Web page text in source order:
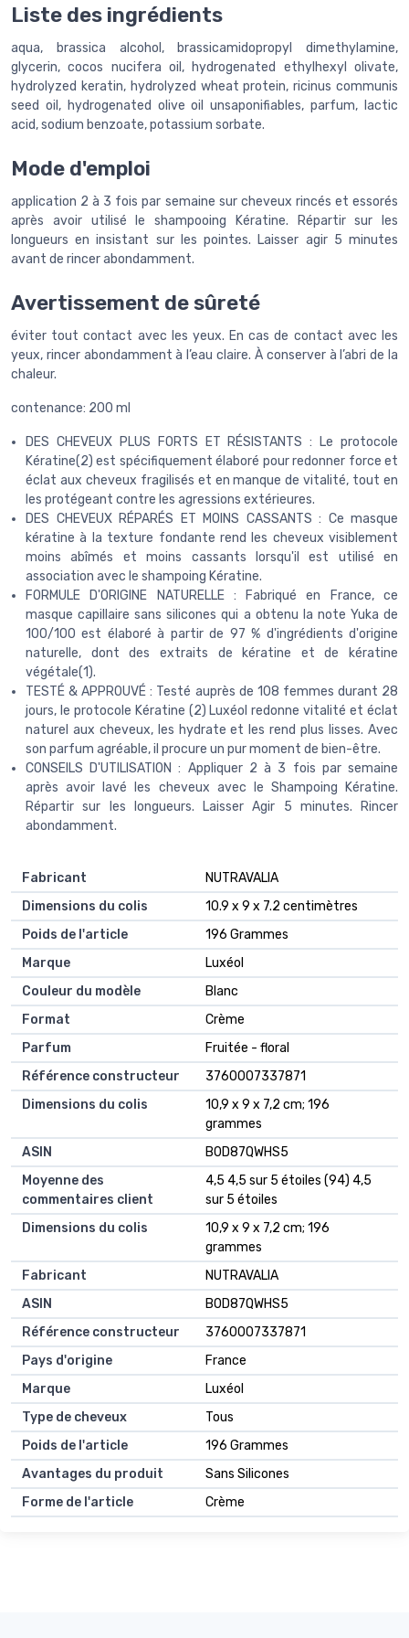
Liste des ingrédients
aqua, brassica alcohol, brassicamidopropyl dimethylamine,
glycerin, cocos nucifera oil, hydrogenated ethylhexyl olivate,
hydrolyzed keratin, hydrolyzed wheat protein, ricinus communis
seed oil, hydrogenated olive oil unsaponifiables, parfum, lactic
acid, sodium benzoate, potassium sorbate.
Mode d'emploi
application 2 à 3 fois par semaine sur cheveux rincés et essorés
après avoir utilisé le shampooing Kératine. Répartir sur les
longueurs en insistant sur les pointes. Laisser agir 5 minutes
avant de rincer abondamment.
Avertissement de sûreté
éviter tout contact avec les yeux. En cas de contact avec les
yeux, rincer abondamment à l’eau claire. À conserver à l’abri de la
chaleur.
contenance: 200 ml
DES CHEVEUX PLUS FORTS ET RÉSISTANTS : Le protocole
Kératine(2) est spécifiquement élaboré pour redonner force et
éclat aux cheveux fragilisés et en manque de vitalité, tout en
les protégeant contre les agressions extérieures.
DES CHEVEUX RÉPARÉS ET MOINS CASSANTS : Ce masque
kératine à la texture fondante rend les cheveux visiblement
moins abîmés et moins cassants lorsqu'il est utilisé en
association avec le shampoing Kératine.
FORMULE D'ORIGINE NATURELLE : Fabriqué en France, ce
masque capillaire sans silicones qui a obtenu la note Yuka de
100/100 est élaboré à partir de 97 % d'ingrédients d'origine
naturelle, dont des extraits de kératine et de kératine
végétale(1).
TESTÉ & APPROUVÉ : Testé auprès de 108 femmes durant 28
jours, le protocole Kératine (2) Luxéol redonne vitalité et éclat
naturel aux cheveux, les hydrate et les rend plus lisses. Avec
son parfum agréable, il procure un pur moment de bien-être.
CONSEILS D'UTILISATION : Appliquer 2 à 3 fois par semaine
après avoir lavé les cheveux avec le Shampoing Kératine.
Répartir sur les longueurs. Laisser Agir 5 minutes. Rincer
abondamment.
Fabricant
‎NUTRAVALIA
Dimensions du colis
‎10.9 x 9 x 7.2 centimètres
Poids de l'article
‎196 Grammes
Marque
‎Luxéol
Couleur du modèle
‎Blanc
Format
‎Crème
Parfum
‎Fruitée - floral
Référence constructeur
‎3760007337871
Dimensions du colis
‎10,9 x 9 x 7,2 cm; 196
grammes
ASIN
‎B0D87QWHS5
Moyenne des
commentaires client
4,5 4,5 sur 5 étoiles (94) 4,5
sur 5 étoiles
Dimensions du colis
10,9 x 9 x 7,2 cm; 196
grammes
Fabricant
NUTRAVALIA
ASIN
B0D87QWHS5
Référence constructeur
3760007337871
Pays d'origine
France
Marque
Luxéol
Type de cheveux
Tous
Poids de l'article
196 Grammes
Avantages du produit
Sans Silicones
Forme de l'article
Crème